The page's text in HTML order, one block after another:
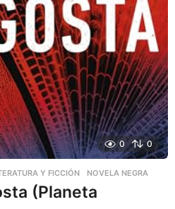
0 0
Y FICCIÓN NOVELA NEGRA
(Planeta